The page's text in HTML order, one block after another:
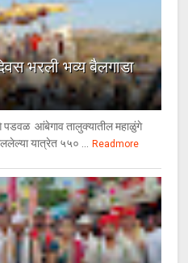
भरली भव्य बैलगाडा
पडवळ आंबेगाव तालुक्यातील महाळुंगे
यात्रेत ५५० ...
Readmore